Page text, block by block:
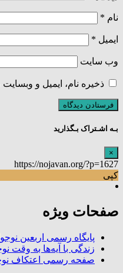
نام *
ایمیل *
وب‌ سایت
ذخیره نام، ایمیل و
بـه اشـتراک بـگذارید
×
https://nojavan.org/?p=1627
کپی
صفحات ویژه
پایگاه رسمی اربعین
زندگی با آیه‌ها به وقت
صفحه رسمی اعتکاف